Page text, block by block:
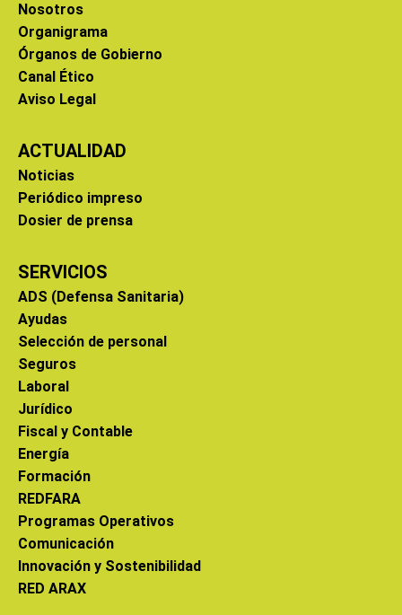
Nosotros
Organigrama
Órganos de Gobierno
Canal Ético
Aviso Legal
ACTUALIDAD
Noticias
Periódico impreso
Dosier de prensa
SERVICIOS
ADS (Defensa Sanitaria)
Ayudas
Selección de personal
Seguros
Laboral
Jurídico
Fiscal y Contable
Energía
Formación
REDFARA
Programas Operativos
Comunicación
Innovación y Sostenibilidad
RED ARAX